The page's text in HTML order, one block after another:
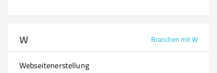
W Branchen mit W
Webseitenerstellung